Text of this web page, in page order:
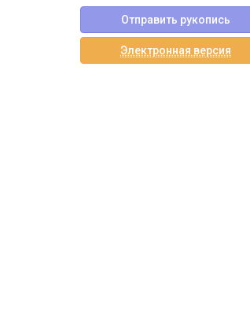
Отправить рукопись
Электронная версия